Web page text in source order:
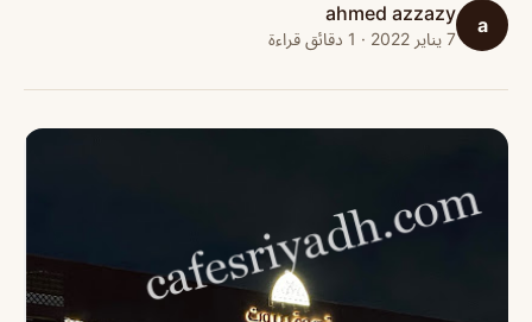
a
ahmed azzazy
7 يناير 2022 · 1 دقائق قراءة